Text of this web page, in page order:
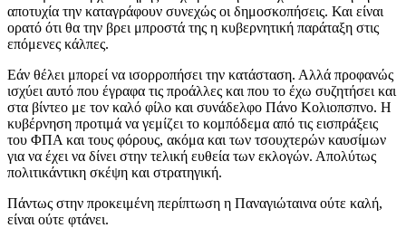
αποτυχία την καταγράφουν συνεχώς οι δημοσκοπήσεις. Και είναι
ορατό ότι θα την βρει μπροστά της η κυβερνητική παράταξη στις
επόμενες κάλπες.
Εάν θέλει μπορεί να ισορροπήσει την κατάσταση. Αλλά προφανώς
ισχύει αυτό που έγραφα τις προάλλες και που το έχω συζητήσει και
στα βίντεο με τον καλό φίλο και συνάδελφο Πάνο Κολιοπσπνο. Η
κυβέρνηση προτιμά να γεμίζει το κομπόδεμα από τις εισπράξεις
του ΦΠΑ και τους φόρους, ακόμα και των τσουχτερών καυσίμων
για να έχει να δίνει στην τελική ευθεία των εκλογών. Απολύτως
πολιτικάντικη σκέψη και στρατηγική.
Πάντως στην προκειμένη περίπτωση η Παναγιώταινα ούτε καλή,
είναι ούτε φτάνει.